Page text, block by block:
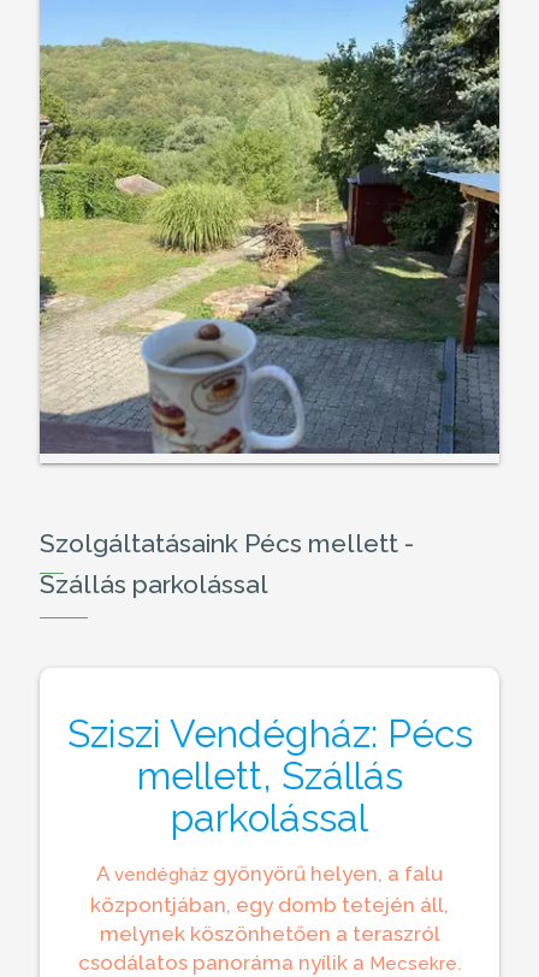
Szolgáltatásaink Pécs mellett -
Szállás parkolással
Sziszi Vendégház: Pécs
mellett, Szállás
parkolással
A vendégház gyönyörű helyen, a falu
központjában, egy domb tetején áll,
melynek köszönhetően a teraszról
csodálatos panoráma nyílik a Mecsekre.